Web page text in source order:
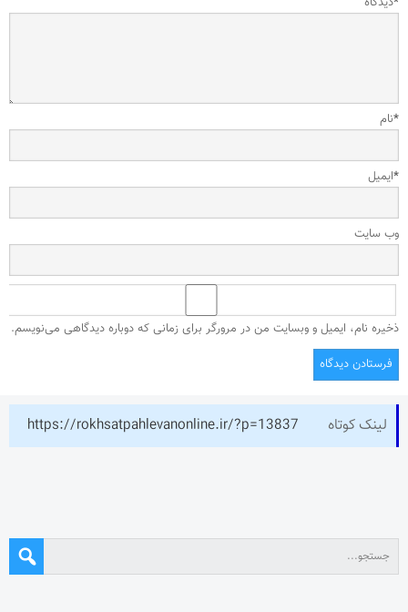
نام*
ایمیل*
وب‌ سایت
ذخیره نام، ایمیل و وبسایت من در مرورگر برای زمانی که دوباره دیدگاهی می‌نویسم.
لینک کوتاه https://rokhsatpahlevanonline.ir/?p=13837